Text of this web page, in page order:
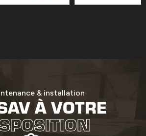
& installation
À VOTRE